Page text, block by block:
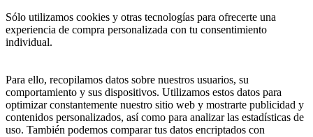
Sólo utilizamos cookies y otras tecnologías para ofrecerte una
experiencia de compra personalizada con tu consentimiento
individual.
Para ello, recopilamos datos sobre nuestros usuarios, su
comportamiento y sus dispositivos. Utilizamos estos datos para
optimizar constantemente nuestro sitio web y mostrarte publicidad y
contenidos personalizados, así como para analizar las estadísticas de
uso. También podemos comparar tus datos encriptados con